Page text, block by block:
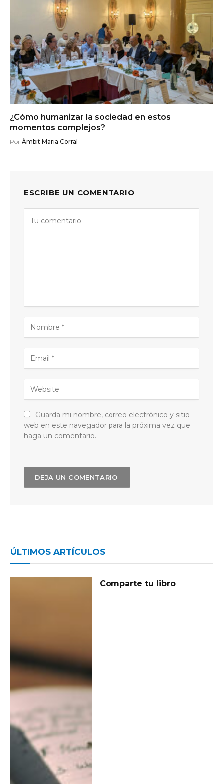
¿Cómo humanizar la sociedad en estos
momentos complejos?
Por Àmbit Maria Corral
ESCRIBE UN COMENTARIO
Guarda mi nombre, correo electrónico y sitio
web en este navegador para la próxima vez que
haga un comentario.
ÚLTIMOS ARTÍCULOS
Comparte tu libro